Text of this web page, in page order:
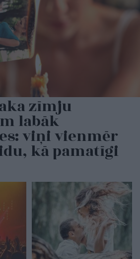
zīmju
labāk
viņi vienmēr
kā pamatīgi